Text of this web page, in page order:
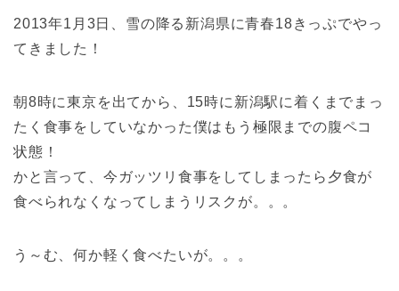
2013年1月3日、雪の降る新潟県に青春18きっぷでやっ
てきました！
朝8時に東京を出てから、15時に新潟駅に着くまでまっ
たく食事をしていなかった僕はもう極限までの腹ペコ
状態！
かと言って、今ガッツリ食事をしてしまったら夕食が
食べられなくなってしまうリスクが。。。
う～む、何か軽く食べたいが。。。